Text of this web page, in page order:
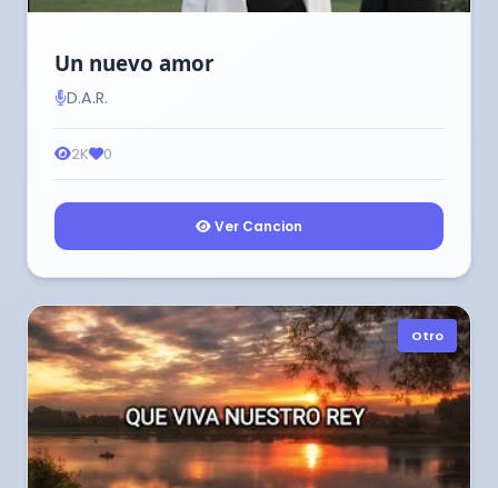
Un nuevo amor
D.A.R.
2K 0
Ver Cancion
Otro